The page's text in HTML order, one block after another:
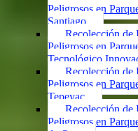
Peligrosos en
Santiago
Recolección de
Peligrosos en
Tecnológico
Recolección de
Peligrosos en
Tepeyac
Recolección de
Peligrosos en